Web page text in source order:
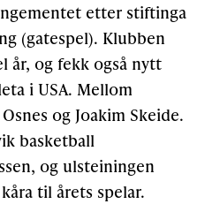
etter stiftinga
(gatespel). Klubben
år, og fekk også nytt
i USA. Mellom
og Joakim Skeide.
basketball
og ulsteiningen
til årets spelar.